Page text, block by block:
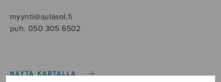
myynti@sulasol.fi
puh. 050 305 6502
NÄYTÄ KARTALLA